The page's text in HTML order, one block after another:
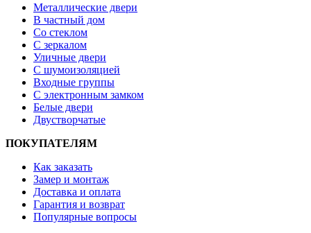
Металлические двери
В частный дом
Со стеклом
С зеркалом
Уличные двери
С шумоизоляцией
Входные группы
С электронным замком
Белые двери
Двустворчатые
ПОКУПАТЕЛЯМ
Как заказать
Замер и монтаж
Доставка и оплата
Гарантия и возврат
Популярные вопросы